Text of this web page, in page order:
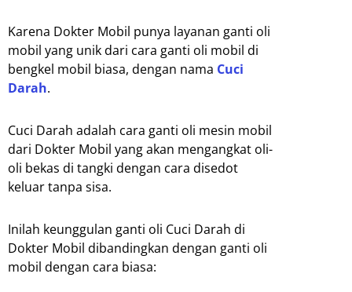
Karena Dokter Mobil punya layanan ganti oli
mobil yang unik dari cara ganti oli mobil di
bengkel mobil biasa, dengan nama Cuci
Darah.
Cuci Darah adalah cara ganti oli mesin mobil
dari Dokter Mobil yang akan mengangkat oli-
oli bekas di tangki dengan cara disedot
keluar tanpa sisa.
Inilah keunggulan ganti oli Cuci Darah di
Dokter Mobil dibandingkan dengan ganti oli
mobil dengan cara biasa: